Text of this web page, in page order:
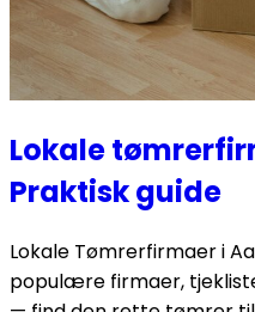
Lokale
Praktisk guide
Lokale Tømrerfirmaer i
populære firmaer,